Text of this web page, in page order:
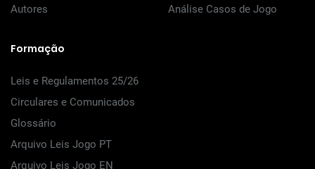
Autores
Análise Casos de Jogo
Formação
Leis e Regulamentos 25/26
Circulares e Comunicados
Glossário
Arquivo Leis Jogo PT
Arquivo Leis Jogo EN